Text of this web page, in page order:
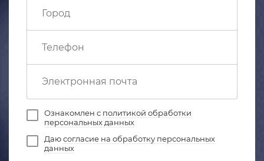
Ознакомлен с политикой обработки
персональных данных
Даюсогласие на обработку персональных
данных